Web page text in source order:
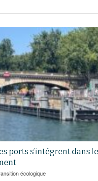
ports s’intègrent dans
écologique